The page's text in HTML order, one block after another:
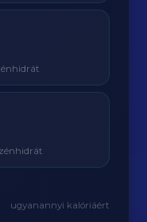
ugyanannyi kalóriáért